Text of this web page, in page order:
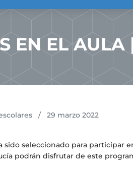
EN EL
/ 29 marzo 2022
sido seleccionado para participar
podrán disfrutar de este